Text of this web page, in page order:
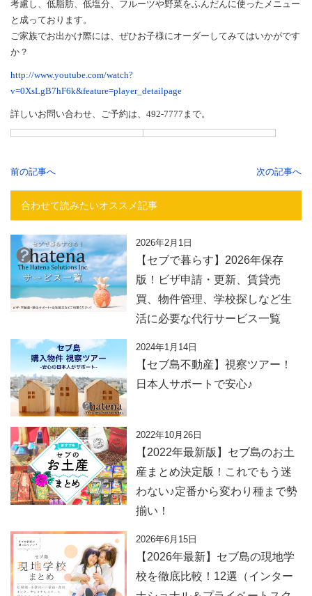
考慮し、低脂肪、低塩分、フルーツや野菜をふんだんに使ったメニュー
と成っております。
ご家族でお出かけ際には、ぜひお子様にオーダーしてみてはいかがです
か？
http://www.youtube.com/watch?
v=0XsLgB7hF6k&feature=player_detailpage
詳しいお問い合わせ、ご予約は、492-7777まで。
前の記事へ 次の記事へ
合わせて読みたいオススメ記事
2026年2月1日
【セブで暮らす】2026年保存
版！ビザ申請・更新、賃貸売
買、物件管理、学校探しなど生
活に必要な代行サービス一覧
2024年1月14日
【セブ島不動産】視察ツアー！
日本人サポートで安心♪
2022年10月26日
【2022年最新版】セブ島のお土
産まとめ決定版！これでもう迷
わない♪定番から変わり種まで勢
揃い！
2026年6月15日
【2026年最新】セブ島の現地学
校を徹底比較！12選（インター